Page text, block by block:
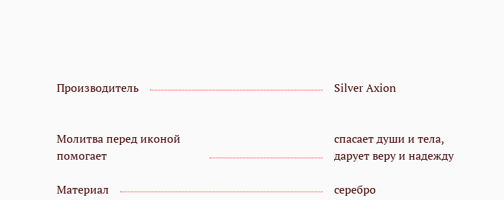
Производитель Silver Axion
Молитва перед иконой
помогает
спасает души и тела,
дарует веру и надежду
Материал серебро